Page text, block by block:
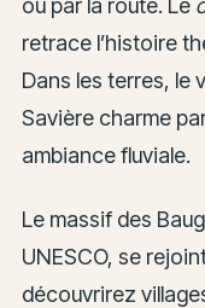
ou par la route. Le
retrace l’histoire
Dans les terres, le
Savière charme
ambiance fluviale.
Le massif des
UNESCO, se
découvrirez